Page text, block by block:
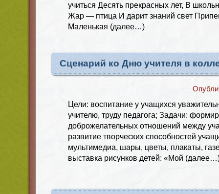
учиться Десять прекрасных лет, В
Жар — птица И дарит знаний свет
Маленькая (далее…)
Сценарий ко Дню учителя в
Цели: воспитание у учащихся
учителю, труду педагога; Задачи:
доброжелательных отношений между
развитие творческих способностей
мультимедиа, шары, цветы, плакаты,
выставка рисунков детей: «Мой